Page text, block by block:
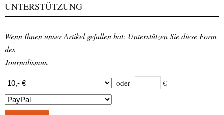
UNTERSTÜTZUNG
Wenn Ihnen unser Artikel gefallen hat: Unterstützen Sie diese Form
des
Journalismus.
oder €